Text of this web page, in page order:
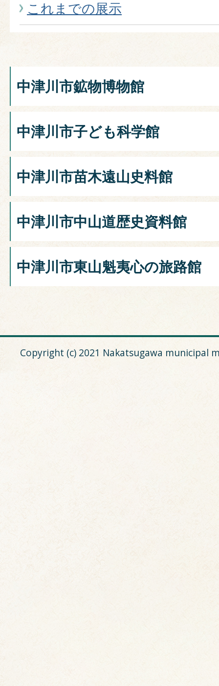
これまでの展示
中津川市鉱物博物館
中津川市子ども科学館
中津川市苗木遠山史料館
中津川市中山道歴史資料館
中津川市東山魁夷心の旅路館
Copyright (c) 2021 Nakatsugawa municipal